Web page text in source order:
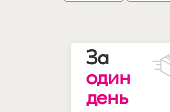
За
один
день